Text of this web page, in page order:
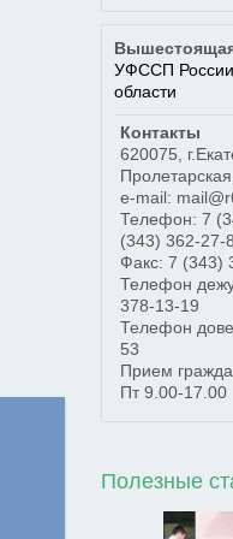
УФССП России
области
Контакты
620075
e-mail:
Телефон: 7
(343) 362-27-
Факс: 7 (343)
Телефон
378-13-19
Телефон
53
Прием
Пт 9.00-17.00
Полезные